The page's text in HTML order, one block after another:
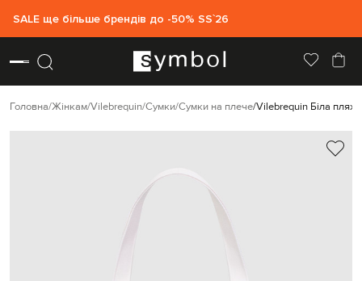
SALE ще більше брендів до -50% SS`26
Головна Жінкам Vilebrequin Сумки Сумки на плече Vilebrequin Біла